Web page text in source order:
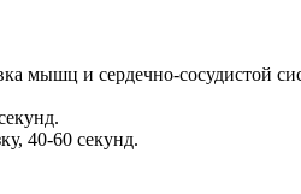
мышц и сердечно-сосудистой
40-60 секунд.